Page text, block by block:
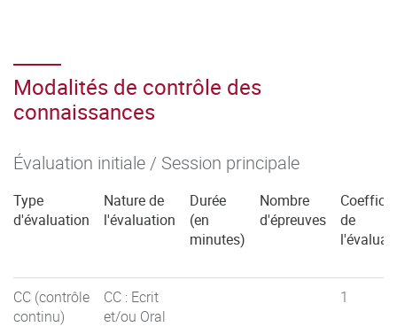
Modalités de contrôle des
connaissances
Évaluation initiale / Session principale
Type
d'évaluation
Nature de
l'évaluation
Durée
(en
minutes)
Nombre
d'épreuves
de
CC (contrôle
continu)
CC : Ecrit
et/ou Oral
1